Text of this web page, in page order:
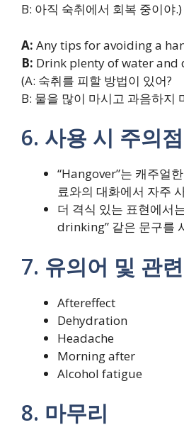
B: 아직 숙취에서 회복 중이야.)
A: Any tips for avoiding a
B: Drink plenty of water and
(A: 숙취를 피할 방법이 있어?
B: 물을 많이 마시고 과음하지
6. 사용 시 주의점
“Hangover”는 캐주얼
료와의 대화에서 자주
더 격식 있는 표현에서
drinking” 같은 문구를
7. 유의어 및 관
Aftereffect
Dehydration
Headache
Morning after
Alcohol fatigue
8. 마무리